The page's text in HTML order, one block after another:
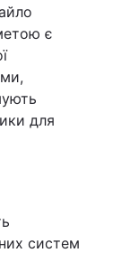
є
для
систем